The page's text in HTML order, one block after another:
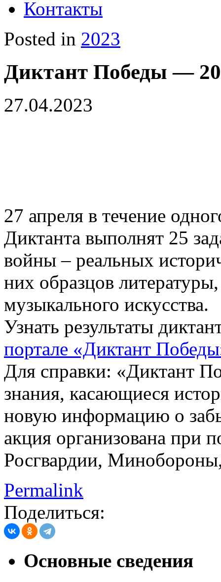
Контакты
Posted in 2023
Диктант Победы —
27.04.2023
27 апреля в течение
Диктанта выполнят 25
войны – реальных
них образцов
музыкального искусства.
Узнать результаты
портале «Диктант
Для справки: «Диктант
знания, касающиеся
новую информацию о
акция организована при
Росгвардии,
Permalink
Поделиться:
Основные сведения